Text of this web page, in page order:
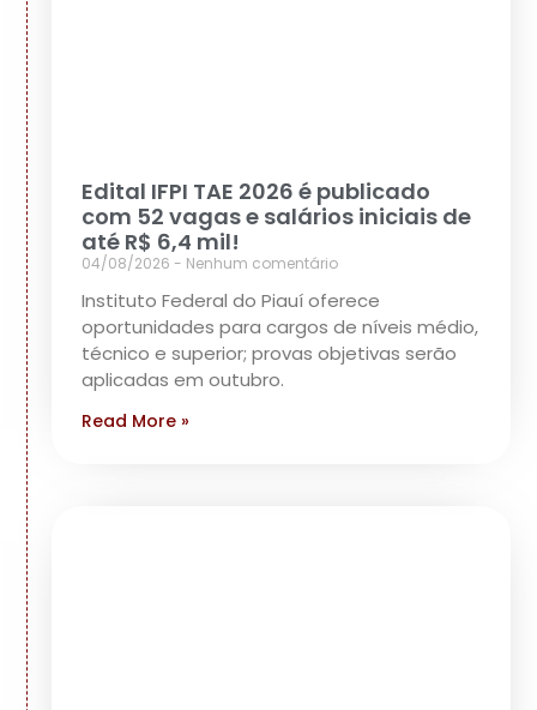
Edital IFPI TAE 2026 é publicado
com 52 vagas e salários iniciais de
até R$ 6,4 mil!
04/08/2026 Nenhum comentário
Instituto Federal do Piauí oferece
oportunidades para cargos de níveis médio,
técnico e superior; provas objetivas serão
aplicadas em outubro.
Read More »